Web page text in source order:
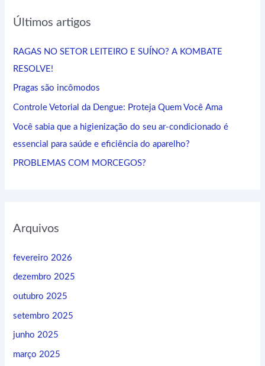
u
r
p
o
r
:
Últimos artigos
RAGAS NO SETOR LEITEIRO E SUÍNO? A KOMBATE
RESOLVE!
Pragas são incômodos
Controle Vetorial da Dengue: Proteja Quem Você Ama
Você sabia que a higienização do seu ar-condicionado é
essencial para saúde e eficiência do aparelho?
PROBLEMAS COM MORCEGOS?
Arquivos
fevereiro 2026
dezembro 2025
outubro 2025
setembro 2025
junho 2025
março 2025